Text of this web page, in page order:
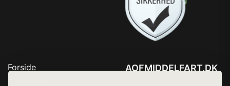
Forside
AOFMIDDELFART.DK